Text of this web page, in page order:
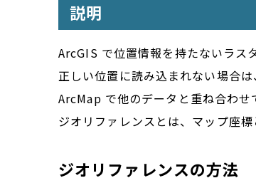
説明
ArcGIS で位置情報を持たないラス
正しい位置に読み込まれない場合
ArcMap で他のデータと重ね合わせ
ジオリファレンスとは、マップ座
ジオリファレンスの方法